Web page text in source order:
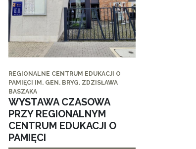
REGIONALNE CENTRUM EDUKACJI O
PAMIĘCI IM. GEN. BRYG. ZDZISŁAWA
BASZAKA
WYSTAWA CZASOWA
PRZY REGIONALNYM
CENTRUM EDUKACJI O
PAMIĘCI